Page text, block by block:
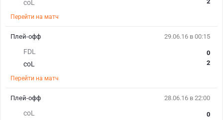
coL
Перейти на матч
29.06.16 в 00:15
FDL
coL
0
2
Перейти на матч
Плей-офф
28.06.16 в 22:00
coL
0
Плей-офф